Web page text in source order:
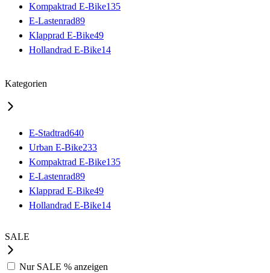
Kompaktrad E-Bike135
E-Lastenrad89
Klapprad E-Bike49
Hollandrad E-Bike14
Kategorien
E-Stadtrad640
Urban E-Bike233
Kompaktrad E-Bike135
E-Lastenrad89
Klapprad E-Bike49
Hollandrad E-Bike14
SALE
Nur SALE % anzeigen